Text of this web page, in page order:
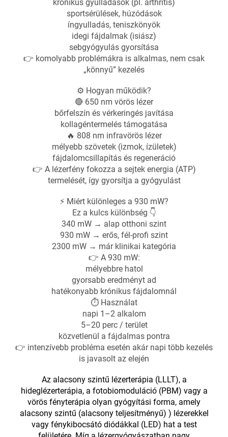
krónikus gyulladások (pl. arthritis)
sportsérülések, húzódások
íngyulladás, teniszkönyök
idegi fájdalmak (isiász)
sebgyógyulás gyorsítása
👉 komolyabb problémákra is alkalmas, nem csak
„könnyű” kezelés
⚙️ Hogyan működik?
🔴 650 nm vörös lézer
bőrfelszín és vérkeringés javítása
kollagéntermelés támogatása
🔥 808 nm infravörös lézer
mélyebb szövetek (izmok, ízületek)
fájdalomcsillapítás és regeneráció
👉 A lézerfény fokozza a sejtek energia (ATP)
termelését, így gyorsítja a gyógyulást
⚡ Miért különleges a 930 mW?
Ez a kulcs különbség 👇
340 mW → alap otthoni szint
930 mW → erős, fél-profi szint
2300 mW → már klinikai kategória
👉 A 930 mW:
mélyebbre hatol
gyorsabb eredményt ad
hatékonyabb krónikus fájdalomnál
⏱️ Használat
napi 1–2 alkalom
5–20 perc / terület
közvetlenül a fájdalmas pontra
👉 intenzívebb probléma esetén akár napi több kezelés
is javasolt az elején
Az alacsony szintű lézerterápia (LLLT), a
hideglézerterápia, a fotobiomoduláció (PBM) vagy a
vörös fényterápia olyan gyógyítási forma, amely
alacsony szintű (alacsony teljesítményű) ) lézerekkel
vagy fénykibocsátó diódákkal (LED) hat a test